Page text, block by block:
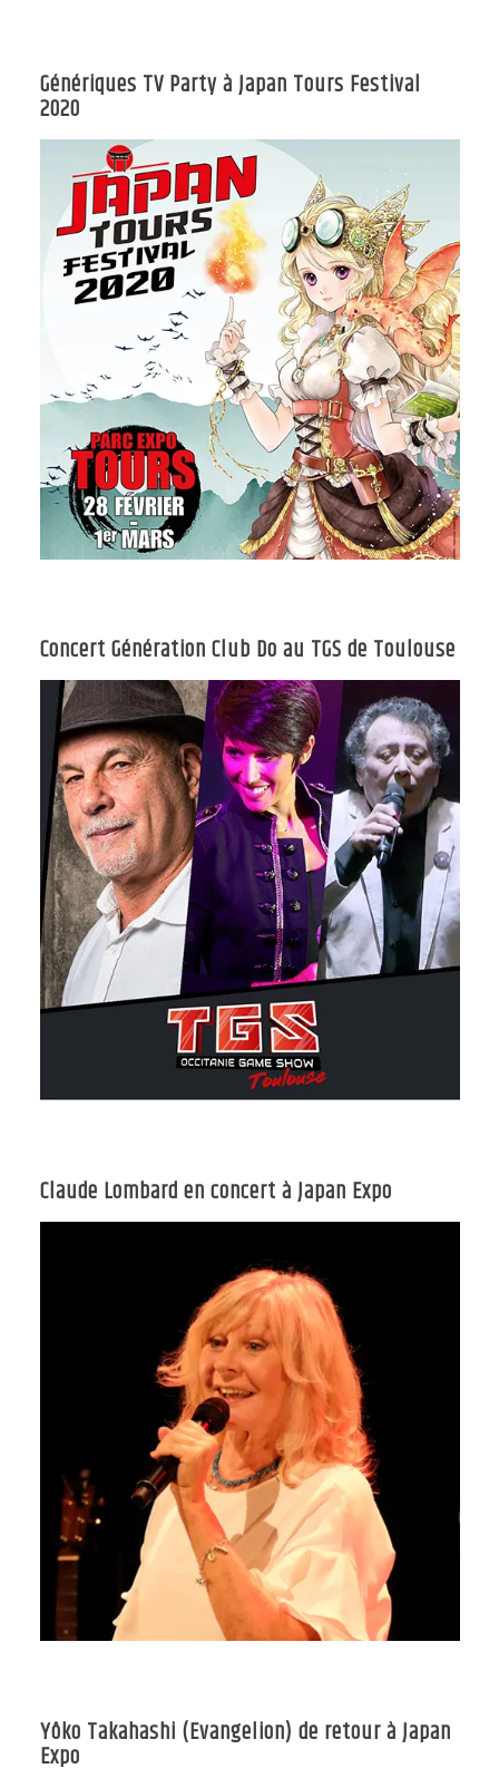
Génériques TV Party à Japan Tours Festival
2020
Concert Génération Club Do au TGS de Toulouse
Claude Lombard en concert à Japan Expo
Yôko Takahashi (Evangelion) de retour à Japan
Expo